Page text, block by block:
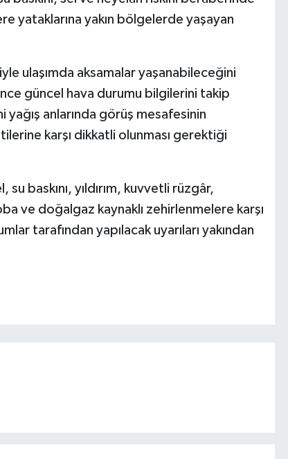
yataklarına yakın bölgelerde yaşayan
ulaşımda aksamalar yaşanabileceğini
güncel hava durumu bilgilerini takip
anlarında görüş mesafesinin
karşı dikkatli olunması gerektiği
baskını, yıldırım, kuvvetli rüzgâr,
ve doğalgaz kaynaklı zehirlenmelere karşı
tarafından yapılacak uyarıları yakından